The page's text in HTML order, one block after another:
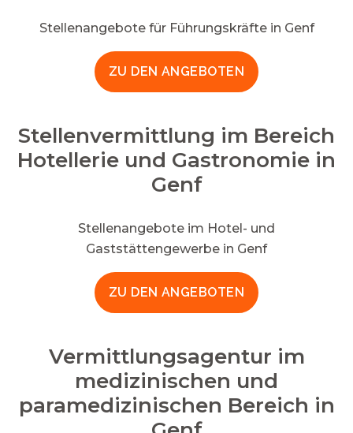
Stellenangebote für Führungskräfte in Genf
ZU DEN ANGEBOTEN
Stellenvermittlung im Bereich
Hotellerie und Gastronomie in
Genf
Stellenangebote im Hotel- und
Gaststättengewerbe in Genf
ZU DEN ANGEBOTEN
Vermittlungsagentur im
medizinischen und
paramedizinischen Bereich in